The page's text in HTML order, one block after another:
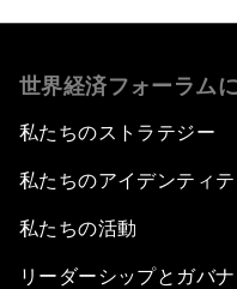
世界経済フォーラム
私たちのストラテジー
私たちのアイデンティテ
私たちの活動
リーダーシップとガバ